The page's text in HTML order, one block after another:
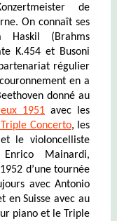
de
On connaît ses
Haskil (Brahms
K.454 et Busoni
régulier
en a
donné au
1951 avec les
Concerto, les
le violoncelliste
Mainardi,
d’une tournée
avec Antonio
en Suisseavec au
piano et le Triple